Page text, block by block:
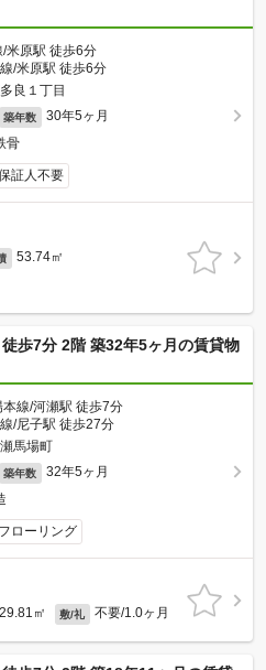
米原駅 徒歩6分
/米原駅 徒歩6分
良１丁目
築年数 30年5ヶ月
骨
証人不要
53.74㎡
歩7分 2階 築32年5ヶ月の賃貸物
線/河瀬駅 徒歩7分
/尼子駅 徒歩27分
馬場町
築年数 32年5ヶ月
フローリング
29.81㎡ 敷/礼 不要/1.0ヶ月